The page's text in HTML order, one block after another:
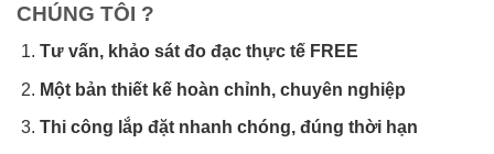
CHÚNG TÔI ?
Tư vấn, khảo sát đo đạc thực tế FREE
Một bản thiết kế hoàn chỉnh, chuyên nghiệp
Thi công lắp đặt nhanh chóng, đúng thời hạn